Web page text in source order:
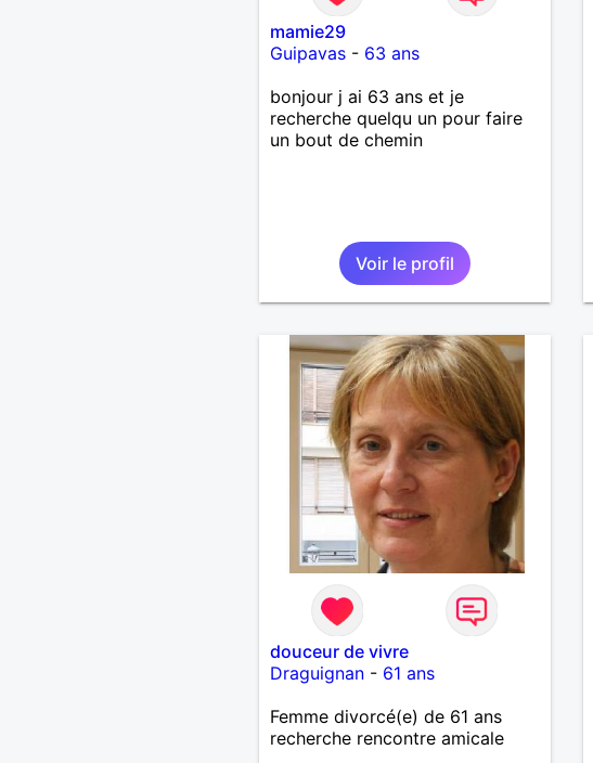
mamie29
Guipavas- 63 ans
bonjour j ai 63 ans et je
recherche quelqu un pour faire
un bout de chemin
Voir le profil
douceur de vivre
Draguignan- 61 ans
Femme divorcé(e) de 61 ans
recherche rencontre amicale